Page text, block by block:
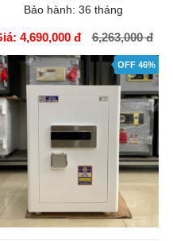
Bảo hành: 36 tháng
4,690,000 đ 6,263,000 đ
HÀNG
OFF 46%